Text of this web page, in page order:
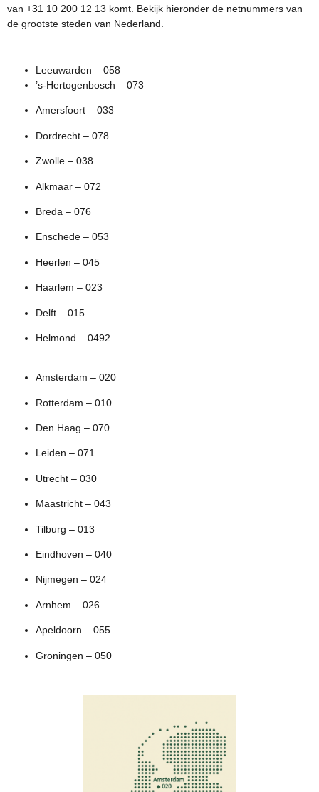
van +31 10 200 12 13 komt. Bekijk hieronder de netnummers van
de grootste steden van Nederland.
Leeuwarden – 058
’s-Hertogenbosch – 073
Amersfoort – 033
Dordrecht – 078
Zwolle – 038
Alkmaar – 072
Breda – 076
Enschede – 053
Heerlen – 045
Haarlem – 023
Delft – 015
Helmond – 0492
Amsterdam – 020
Rotterdam – 010
Den Haag – 070
Leiden – 071
Utrecht – 030
Maastricht – 043
Tilburg – 013
Eindhoven – 040
Nijmegen – 024
Arnhem – 026
Apeldoorn – 055
Groningen – 050